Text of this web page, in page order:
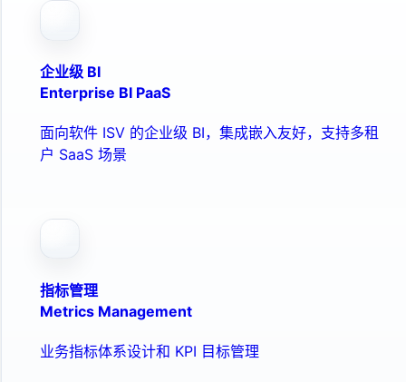
企业级 BI
Enterprise BI PaaS
面向软件 ISV 的企业级 BI，集成嵌入友好，支持多租
户 SaaS 场景
指标管理
Metrics Management
业务指标体系设计和 KPI 目标管理